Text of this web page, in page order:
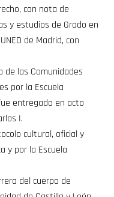
con nota de
y estudios de Grado en
de Madrid, con
de las Comunidades
por la Escuela
entregado en acto
I.
cultural, oficial y
y por la Escuela
del cuerpo de